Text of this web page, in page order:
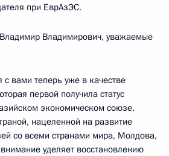
при ЕврАзЭС.
Владимирович, уважаемые
с вами теперь уже в качестве
первой получила статус
экономическом союзе.
нацеленной на развитие
со всеми странами мира, Молдова,
уделяет восстановлению